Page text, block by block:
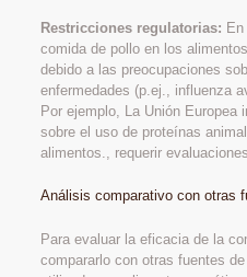
Restricciones regulatorias:
comida de pollo en los
debido a las preocupaciones
enfermedades (p.ej., influenza
Por ejemplo, La Unión Europea
sobre el uso de proteínas
alimentos., requerir
Análisis comparativo con otras
Para evaluar la eficacia de la
compararlo con otras fuentes